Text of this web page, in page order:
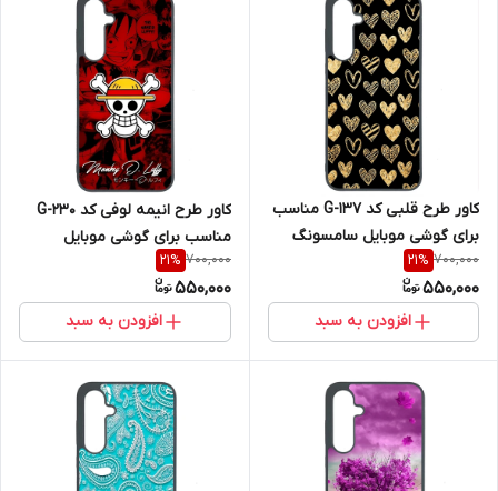
کاور طرح قلبی کد G-137 مناسب
برای گوشی موبایل سامسونگ
Galaxy A36
700,000
21%
550,000
افزودن به سبد
کاور طرح انیمه لوفی کد G-230
مناسب برای گوشی موبایل
سامسونگ Galaxy A36
700,000
21%
550,000
افزودن به سبد